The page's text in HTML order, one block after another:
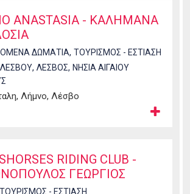
ANASTASIA - ΚΑΛΗΜΑΝΑ
ΔΩΜΑΤΙΑ, ΤΟΥΡΙΣΜΟΣ - ΕΣΤΙΑΣΗ
, ΛΕΣΒΟΣ, ΝΗΣΙΑ ΑΙΓΑΙΟΥ
Λήμνο, Λέσβο
RIDING CLUB -
ΓΕΩΡΓΙΟΣ
ΤΟΥΡΙΣΜΟΣ - ΕΣΤΙΑΣΗ